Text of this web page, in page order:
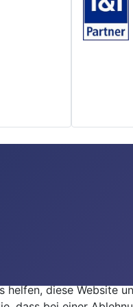
helfen, diese Website